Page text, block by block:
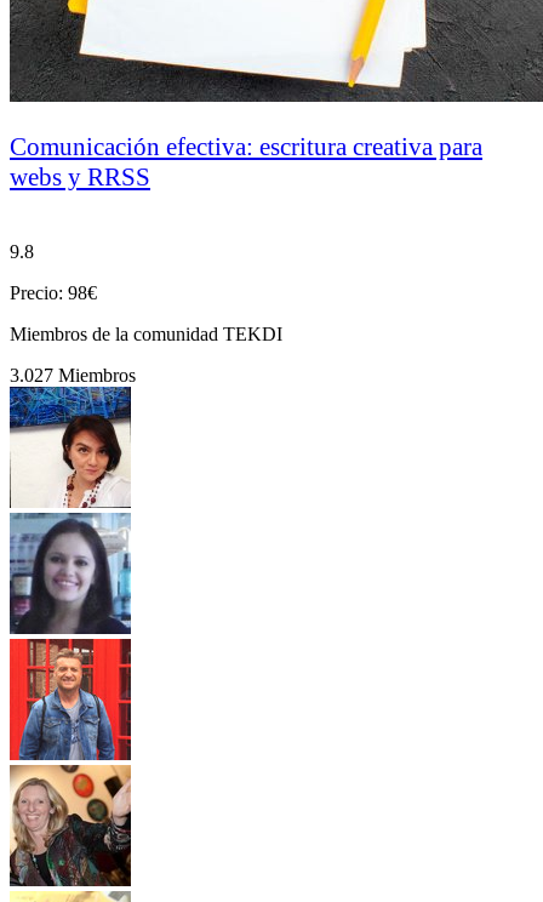
Comunicación efectiva: escritura creativa para
webs y RRSS
9.8
Precio: 98€
Miembros de la comunidad TEKDI
3.027 Miembros